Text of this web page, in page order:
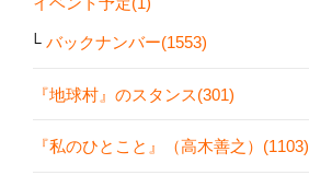
バックナンバー(1553)
『地球村』のスタンス(301)
『私のひとこと』（高木善之）(1103)